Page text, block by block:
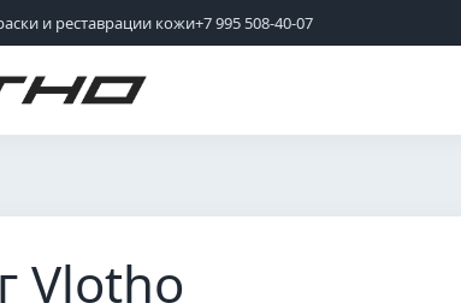
и реставрации кожи+7 995 508-40-07
Vlotho